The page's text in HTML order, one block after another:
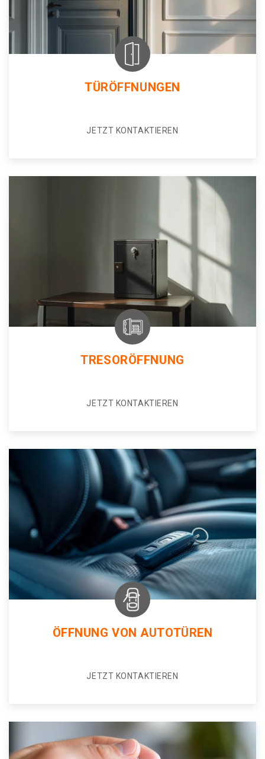
TÜRÖFFNUNGEN
JETZT KONTAKTIEREN
TRESORÖFFNUNG
JETZT KONTAKTIEREN
ÖFFNUNG VON AUTOTÜREN
JETZT KONTAKTIEREN